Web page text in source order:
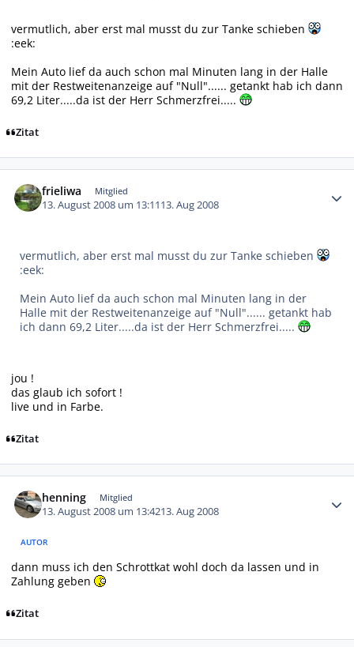
vermutlich, aber erst mal musst du zur Tanke schieben
:eek:
Mein Auto lief da auch schon mal Minuten lang in der Halle
mit der Restweitenanzeige auf "Null"...... getankt hab ich dann
69,2 Liter.....da ist der Herr Schmerzfrei.....
Zitat
frieliwa Mitglied
13. August 2008 um 13:1113. Aug 2008
vermutlich, aber erst mal musst du zur Tanke schieben
:eek:
Mein Auto lief da auch schon mal Minuten lang in der
Halle mit der Restweitenanzeige auf "Null"...... getankt hab
ich dann 69,2 Liter.....da ist der Herr Schmerzfrei.....
jou !
das glaub ich sofort !
live und in Farbe.
Zitat
henning Mitglied
13. August 2008 um 13:4213. Aug 2008
AUTOR
dann muss ich den Schrottkat wohl doch da lassen und in
Zahlung geben
Zitat